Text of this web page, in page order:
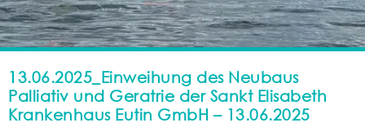
13.06.2025_Einweihung des Neubaus
Palliativ und Geratrie der Sankt Elisabeth
Krankenhaus Eutin GmbH – 13.06.2025